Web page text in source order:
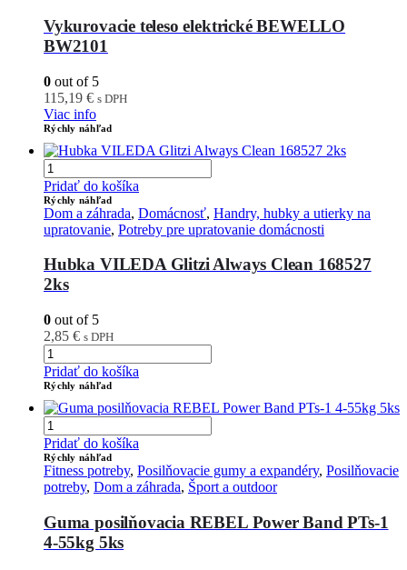
Vykurovacie teleso elektrické BEWELLO
BW2101
0 out of 5
115,19 € s DPH
Viac info
Rýchly náhľad
Pridať do košíka
Rýchly náhľad
Dom a záhrada, Domácnosť, Handry, hubky a utierky na
upratovanie, Potreby pre upratovanie domácnosti
Hubka VILEDA Glitzi Always Clean 168527
2ks
0 out of 5
2,85 € s DPH
Pridať do košíka
Rýchly náhľad
Pridať do košíka
Rýchly náhľad
Fitness potreby, Posilňovacie gumy a expandéry, Posilňovacie
potreby, Dom a záhrada, Šport a outdoor
Guma posilňovacia REBEL Power Band PTs-1
4-55kg 5ks